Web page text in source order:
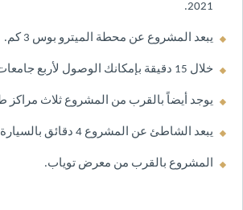
2021.
يبعد المشروع عن محطة الميترو بوس 3 كم.
خلال 15 دقيقة بإمكانك الوصول لأربع جامعات.
يوجد أيضاً بالقرب من المشروع ثلاث مراكز
يبعد الشاطئ عن المشروع 4 دقائق بالسيارة.
المشروع بالقرب من معرض توياب.